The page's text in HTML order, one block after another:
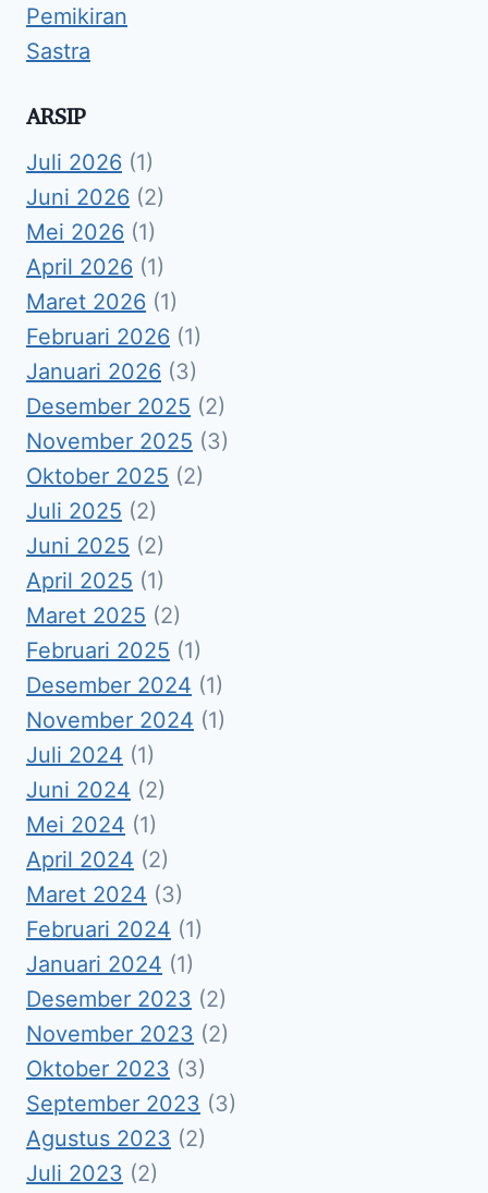
Pemikiran
Sastra
ARSIP
Juli 2026 (1)
Juni 2026 (2)
Mei 2026 (1)
April 2026 (1)
Maret 2026 (1)
Februari 2026 (1)
Januari 2026 (3)
Desember 2025 (2)
November 2025 (3)
Oktober 2025 (2)
Juli 2025 (2)
Juni 2025 (2)
April 2025 (1)
Maret 2025 (2)
Februari 2025 (1)
Desember 2024 (1)
November 2024 (1)
Juli 2024 (1)
Juni 2024 (2)
Mei 2024 (1)
April 2024 (2)
Maret 2024 (3)
Februari 2024 (1)
Januari 2024 (1)
Desember 2023 (2)
November 2023 (2)
Oktober 2023 (3)
September 2023 (3)
Agustus 2023 (2)
Juli 2023 (2)